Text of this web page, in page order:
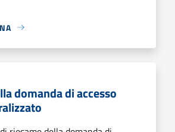
domanda di accesso